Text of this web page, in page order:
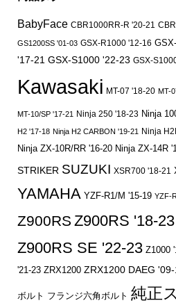
BabyFace CBR1000RR-R '20-21
GS1200SS '01-03 GSX-R1000 '12-16
'17-21 GSX-S1000 '22-23 GSX-
Kawasaki MT-07 '18-20 MT-
MT-10/SP '17-21 Ninja 250 '18-23 Ninja
H2 '17-18 Ninja H2 CARBON '19-21 Ninja
Ninja ZX-10R/RR '16-20 Ninja ZX-14R
STRIKER SUZUKI XSR700 '18-21
YAMAHA YZF-R1/M '15-19 YZF-
Z900RS Z900RS '18-23
Z900RS SE '22-23 Z1000
'21-23 ZRX1200 ZRX1200 DAEG
ボルト フランジ六角ボルト 純正